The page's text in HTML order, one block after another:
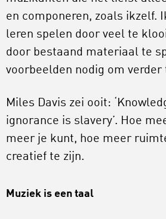
en componeren, zoals ikzelf.
leren spelen door veel te
door bestaand materiaal te
voorbeelden nodig om verder
Miles Davis zei ooit:
ignorance is slavery’. Hoe
meer je kunt, hoe meer
creatief te zijn.
Muziek is een taal